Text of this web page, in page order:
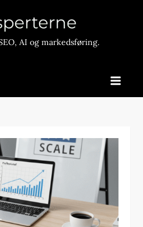
AI og markedsføring.